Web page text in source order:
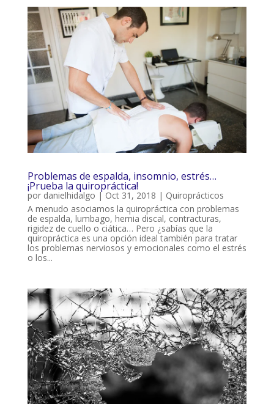
Problemas de espalda, insomnio, estrés…
¡Prueba la quiropráctica!
por danielhidalgo | Oct 31, 2018 | Quiroprácticos
A menudo asociamos la quiropráctica con problemas
de espalda, lumbago, hernia discal, contracturas,
rigidez de cuello o ciática… Pero ¿sabías que la
quiropráctica es una opción ideal también para tratar
los problemas nerviosos y emocionales como el estrés
o los...